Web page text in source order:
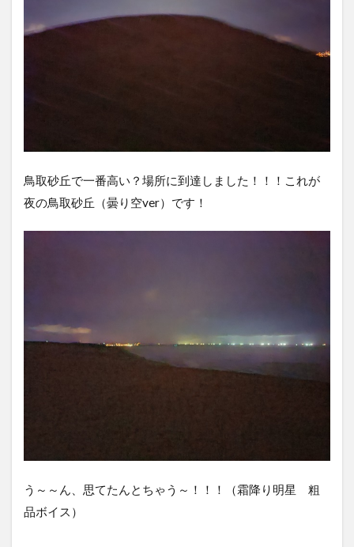
鳥取砂丘で一番高い？場所に到達しました！！！これが
夜の鳥取砂丘（曇り空ver）です！
う～～ん、思てたんとちゃう～！！！（霜降り明星 粗
品ボイス）